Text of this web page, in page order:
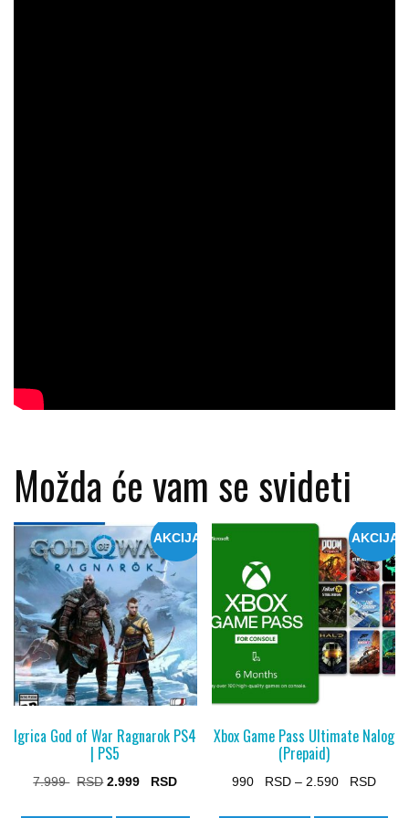
Možda će vam se svideti
AKCIJA
Igrica God of War Ragnarok PS4
| PS5
7.999
Original
2.999
Current
This
AKCIJA
Xbox Game Pass Ultimate Nalog
(Prepaid)
990 – 2.590
Price
This